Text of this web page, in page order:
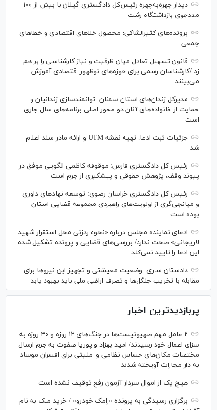
دیدار چهره‌به‌چهره رئیس‌کل دادگستری گیلان با بیش از ۱۰۰
مددجوی بازداشتگاه رشت
پرونده‌های کثیرالشاکی؛ محصول خلا‌های اقتصادی و خطا‌های
جمعی
قانون تسهیل تعادل میان ظرفیت و نیاز کارشناسی را بر هم
زد /کارشناسان رسمی برای حوزه‌های نوظهور اقتصادی آموزش
می‌بینند
مدیرکل زندان‌های استان سمنان: توانمندسازی زندانیان و
حمایت از خانواده‌های آنان دو محور اصلی برنامه‌های سال جاری
است
جزئیات ثبت ادعا، تهیه نقشه UTM و ارائه مادر سند اعلام
شد
رئیس کل دادگستری فارس: موقوفه کاظمی الگویی موفق در
پیوند وقف، پژوهش حقوقی و پیشگیری از جرم است
رئیس کل دادگستری خراسان رضوی: توسعه نهاد‌های داوری
و میانجی‌گری از اولویت‌های راهبردی مجموعه قضایی استان
بوده است
ادعای نماینده مجلس درباره «نحوه ردزنی محل استقرار شهید
لاریجانی» صحت ندارد/ بررسی‌های قضایی و پرونده تشکیل شده
این ادعا را تایید نمی‌کند
دادستان ساری: وضعیت معیشتی و تجهیز این نیرو‌ها برای
مقابله با تخریب جنگل‌ها و تصرف اراضی ملی باید بهبود یابد
پربازدیدترین اخبار
۲ عامل مهم صهیونیست‌ها در جنگ‌های ۱۲ روزه و ۴۰ روزه به
سزای اعمال خود رسیدند/ امید بهزاد و پوریا صفوت به جرم ارسال
مختصات مکان‌های حساس نظامی و امنیتی برای افسران موساد
به دار مجازات آویخته شدند
هیچ یک از اموال سردار آزمون رفع توقیف نشده است
برگزاری رسیدگی به پرونده «رامک خودرو» / خرید ملک به نام